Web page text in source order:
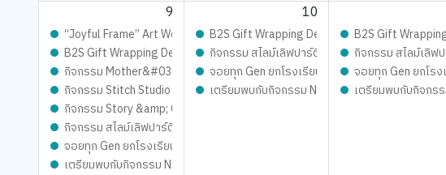
9 10
“Joyful Frame” Art Workshop ดีไซน์เฟรมการ์ด ชิ้นเดียวในโลก เติมเต็มความสนุ
B2S Gift Wrapping Design contest 2026
B2S Gift
B2S Gift Wrapping Design contest 2026 LIVE Playfull: ส่งมอบความสุข สนุกจ
กิจกรรม สไลม์เลิฟปาร์ตี้ ปั้นสนุกสุดมุ้งมิ้ง - Magical
กิจกรรม สไลม์เลิฟ
กิจกรรม Mother&#039;s Day Slime – ทำสไลม์วันแม่
จอยทุก Gen ยกโรงเรียน จอยทุก Gen ยกโรง
กิจกรรม Stitch Studio - เสกสรรผ้าผืนงาม ด้วยจักรเย็บผ้าคู่ใจ
เตรียมพบกับกิจกรรม New Trainer Journey On
เตรียมพบกับกิจกรร
กิจกรรม Story &amp; Craft – ฟังนิทาน พร้อม DIY สุดสร้างสรรค์
กิจกรรม สไลม์เลิฟปาร์ตี้ ปั้นสนุกสุดมุ้งมิ้ง - Magical SLIME LOVE PARTY By
จอยทุก Gen ยกโรงเรียน
เตรียมพบกับกิจกรรม New Trainer Journey On Tour !!